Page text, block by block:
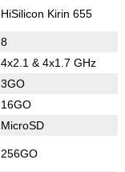
HiSilicon Kirin 655
8
4x2.1 & 4x1.7 GHz
3GO
16GO
MicroSD
256GO